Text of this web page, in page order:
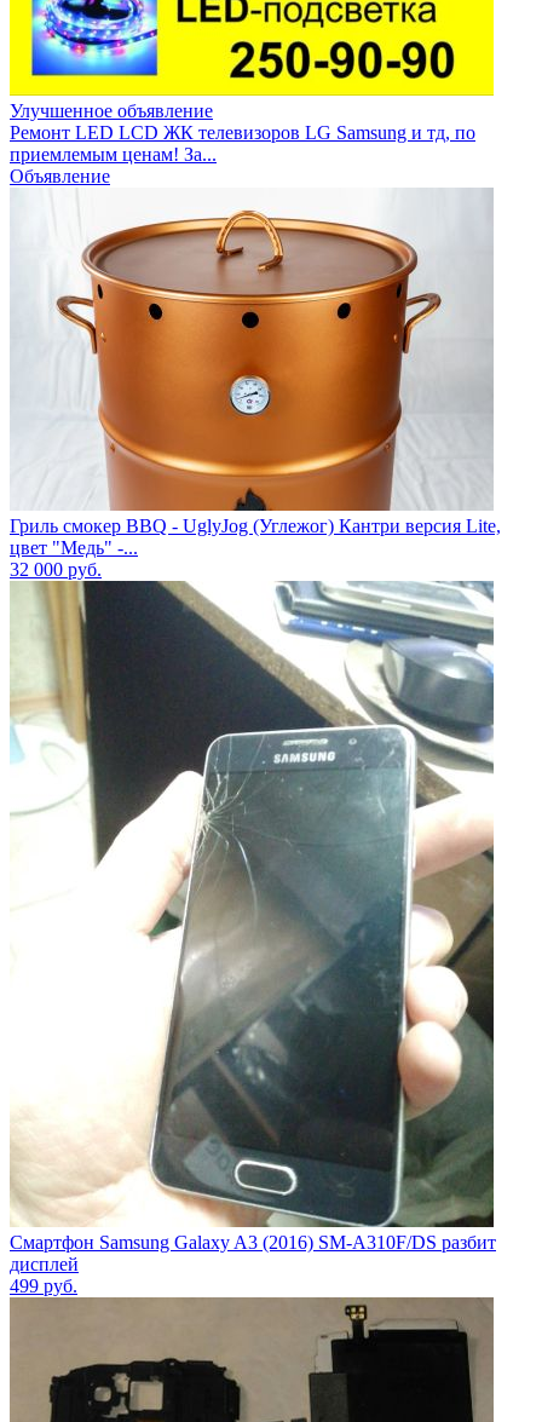
Улучшенное объявление
Ремонт LED LCD ЖК телевизоров LG Samsung и тд, по
приемлемым ценам! За...
Объявление
Гриль смокер BBQ - UglyJog (Углежог) Кантри версия Lite,
цвет "Медь" -...
32 000 руб.
Смартфон Samsung Galaxy A3 (2016) SM-A310F/DS разбит
дисплей
499 руб.